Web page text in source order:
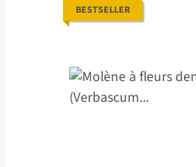
BESTSELLER